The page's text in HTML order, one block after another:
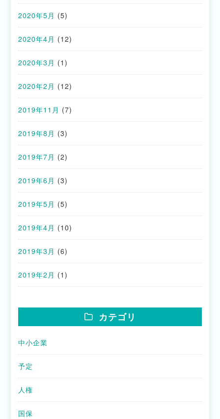
2020年5月 (5)
2020年4月 (12)
2020年3月 (1)
2020年2月 (12)
2019年11月 (7)
2019年8月 (3)
2019年7月 (2)
2019年6月 (3)
2019年5月 (5)
2019年4月 (10)
2019年3月 (6)
2019年2月 (1)
カテゴリ
中小企業
予定
人権
国保